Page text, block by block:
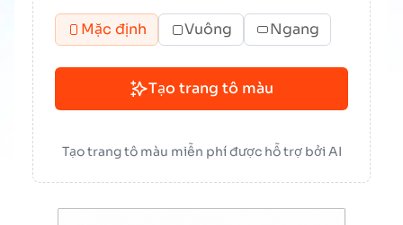
Mặc định Vuông Ngang
Tạo trang tô màu
Tạo trang tô màu miễn phí được hỗ trợ bởi AI